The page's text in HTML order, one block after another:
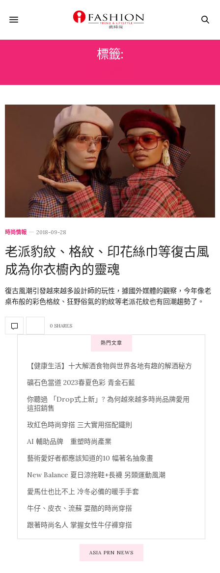
標籤:
時尚情報 2018-09-28
老派豹紋、格紋、印花絲巾等復古風
成為你衣櫥內的靈魂
復古風潮引發越來越多設計師的玩性，據國外媒體的觀察，今年像老
桌布般的彩色格紋、狂野俗氣的豹紋等老派花紋也有回潮趨勢了。
0 SHARES
熱門文章
【健康生活】十大解酒食物與世界各地有趣的解酒秘方
礦石色當道 2023春夏色彩 青金石藍
你聽過 「Drop式上新」? 為何越來越多時尚品牌愛用
這招銷售
玫紅色時尚穿搭 三大實用搭配鐵則
AI 輔助品牌 重塑時尚產業
藝術愛好者都應該知道的10 幅著名抽象畫
New Balance 夏日涼拖鞋+長襪 另類運動風潮
愛馬仕也比不上 冷冬必備的暖手手套
牛仔、皮衣、流蘇 耍酷的時尚穿搭
跟著時尚名人 掌握女性牛仔褲穿搭
ASIA PRN NEWS